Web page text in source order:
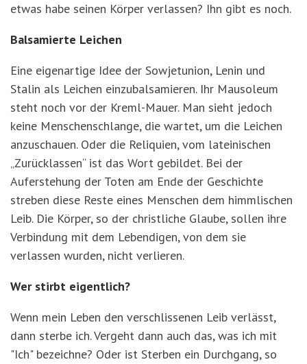
etwas habe seinen Körper verlassen? Ihn gibt es noch.
Balsamierte Leichen
Eine eigenartige Idee der Sowjetunion, Lenin und
Stalin als Leichen einzubalsamieren. Ihr Mausoleum
steht noch vor der Kreml-Mauer. Man sieht jedoch
keine Menschenschlange, die wartet, um die Leichen
anzuschauen. Oder die Reliquien, vom lateinischen
„Zurücklassen“ ist das Wort gebildet. Bei der
Auferstehung der Toten am Ende der Geschichte
streben diese Reste eines Menschen dem himmlischen
Leib. Die Körper, so der christliche Glaube, sollen ihre
Verbindung mit dem Lebendigen, von dem sie
verlassen wurden, nicht verlieren.
Wer stirbt eigentlich?
Wenn mein Leben den verschlissenen Leib verlässt,
dann sterbe ich. Vergeht dann auch das, was ich mit
"Ich" bezeichne? Oder ist Sterben ein Durchgang, so